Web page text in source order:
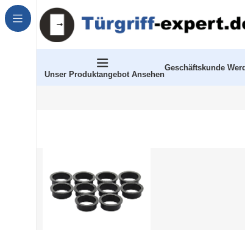
Unser Produktangebot Ansehen
Geschäftskunde